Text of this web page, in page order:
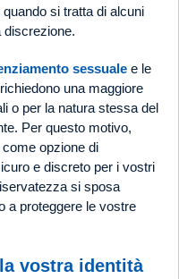
si tratta di alcuni
sessuale e le
richiedono una maggiore
o per la natura stessa del
Per questo motivo,
opzione di
e discreto per i vostri
si sposa
a proteggere le vostre
vostra identità